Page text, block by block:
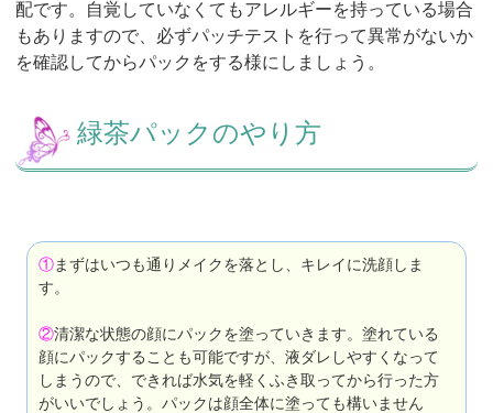
配です。自覚していなくてもアレルギーを持っている場合
もありますので、必ずパッチテストを行って異常がないか
を確認してからパックをする様にしましょう。
緑茶パックのやり方
①まずはいつも通りメイクを落とし、キレイに洗顔しま
す。
②清潔な状態の顔にパックを塗っていきます。塗れている
顔にパックすることも可能ですが、液ダレしやすくなって
しまうので、できれば水気を軽くふき取ってから行った方
がいいでしょう。パックは顔全体に塗っても構いません